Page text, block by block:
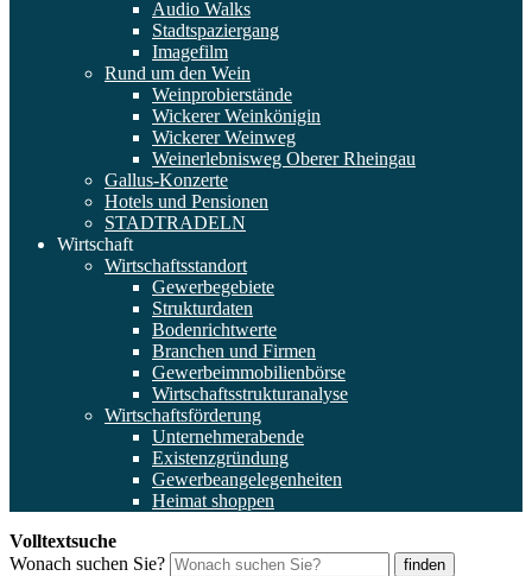
Audio Walks
Stadtspaziergang
Imagefilm
Rund um den Wein
Weinprobierstände
Wickerer Weinkönigin
Wickerer Weinweg
Weinerlebnisweg Oberer Rheingau
Gallus-Konzerte
Hotels und Pensionen
STADTRADELN
Wirtschaft
Wirtschaftsstandort
Gewerbegebiete
Strukturdaten
Bodenrichtwerte
Branchen und Firmen
Gewerbeimmobilienbörse
Wirtschaftsstrukturanalyse
Wirtschaftsförderung
Unternehmerabende
Existenzgründung
Gewerbeangelegenheiten
Heimat shoppen
Volltextsuche
Wonach suchen Sie?
finden